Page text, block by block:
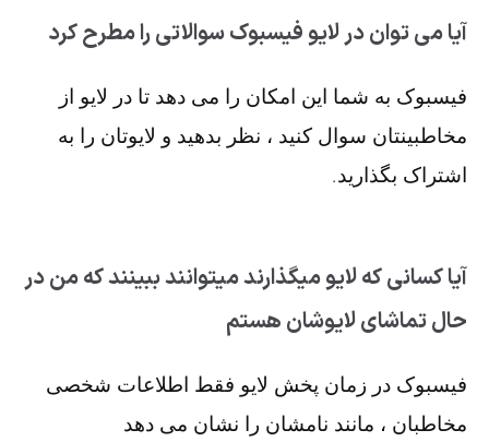
آیا می توان در لایو فیسبوک سوالاتی را مطرح کرد
فیسبوک به شما این امکان را می دهد تا در لایو از
مخاطبینتان سوال کنید ، نظر بدهید و لایوتان را به
اشتراک بگذارید.
آیا کسانی که لایو میگذارند میتوانند ببینند که من در
حال تماشای لایوشان هستم
فیسبوک در زمان پخش لایو فقط اطلاعات شخصی
مخاطبان ، مانند نامشان را نشان می دهد